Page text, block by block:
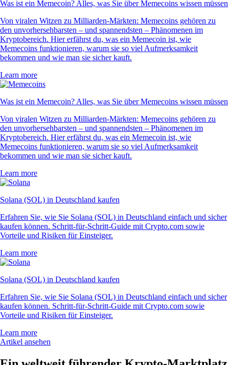
Was ist ein Memecoin? Alles, was Sie über Memecoins wissen müssen
Von viralen Witzen zu Milliarden-Märkten: Memecoins gehören zu
den unvorhersehbarsten – und spannendsten – Phänomenen im
Kryptobereich. Hier erfährst du, was ein Memecoin ist, wie
Memecoins funktionieren, warum sie so viel Aufmerksamkeit
bekommen und wie man sie sicher kauft.
Learn more
Was ist ein Memecoin? Alles, was Sie über Memecoins wissen müssen
Von viralen Witzen zu Milliarden-Märkten: Memecoins gehören zu
den unvorhersehbarsten – und spannendsten – Phänomenen im
Kryptobereich. Hier erfährst du, was ein Memecoin ist, wie
Memecoins funktionieren, warum sie so viel Aufmerksamkeit
bekommen und wie man sie sicher kauft.
Learn more
Solana (SOL) in Deutschland kaufen
Erfahren Sie, wie Sie Solana (SOL) in Deutschland einfach und sicher
kaufen können. Schritt-für-Schritt-Guide mit Crypto.com sowie
Vorteile und Risiken für Einsteiger.
Learn more
Solana (SOL) in Deutschland kaufen
Erfahren Sie, wie Sie Solana (SOL) in Deutschland einfach und sicher
kaufen können. Schritt-für-Schritt-Guide mit Crypto.com sowie
Vorteile und Risiken für Einsteiger.
Learn more
Artikel ansehen